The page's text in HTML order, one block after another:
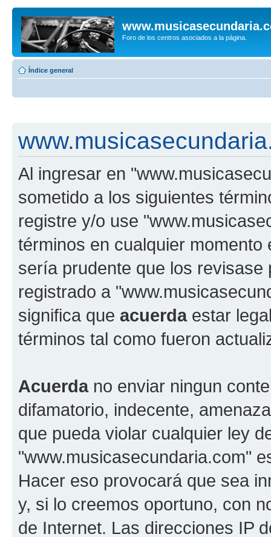
Foro de los centros asociados a la página.
Índice general
Al ingresar en
sometido a los siguientes
registre y/o use
términos en cualquier
sería prudente que los
registrado a
significa que acuerdaestar
términos tal como fueron
Acuerdano enviar ningun
difamatorio, indecente,
que pueda violar cualquier ley
"www.musicasecundaria.com"
Hacer eso provocará que sea
y, si lo creemos oportuno, con
de Internet. Las direcciones IP